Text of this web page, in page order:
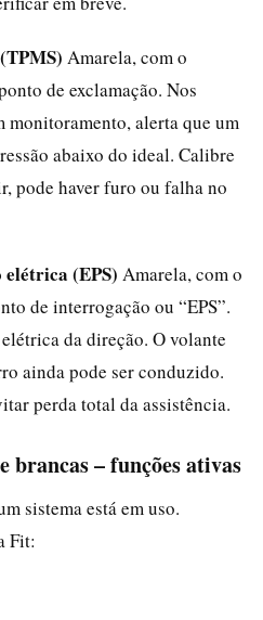
Amarela, com o
de exclamação. Nos
monitoramento, alerta que um
abaixo do ideal. Calibre
pode haver furo ou falha no
elétrica (EPS) Amarela, com o
de interrogação ou “EPS”.
da direção. O volante
ainda pode ser conduzido.
perda total da assistência.
brancas – funções ativas
sistema está em uso.
Fit: